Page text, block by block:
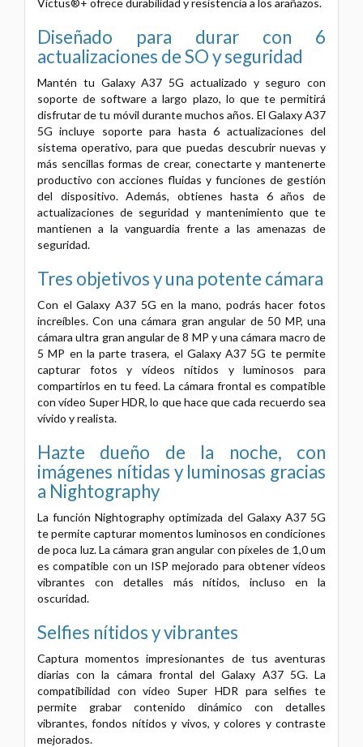
Diseñado para durar con 6
actualizaciones de SO y seguridad
Mantén tu Galaxy A37 5G actualizado y seguro con
soporte de software a largo plazo, lo que te permitirá
disfrutar de tu móvil durante muchos años. El Galaxy A37
5G incluye soporte para hasta 6 actualizaciones del
sistema operativo, para que puedas descubrir nuevas y
más sencillas formas de crear, conectarte y mantenerte
productivo con acciones fluidas y funciones de gestión
del dispositivo. Además, obtienes hasta 6 años de
actualizaciones de seguridad y mantenimiento que te
mantienen a la vanguardia frente a las amenazas de
seguridad.
Tres objetivos y una potente cámara
Con el Galaxy A37 5G en la mano, podrás hacer fotos
increíbles. Con una cámara gran angular de 50 MP, una
cámara ultra gran angular de 8 MP y una cámara macro de
5 MP en la parte trasera, el Galaxy A37 5G te permite
capturar fotos y vídeos nítidos y luminosos para
compartirlos en tu feed. La cámara frontal es compatible
con vídeo Super HDR, lo que hace que cada recuerdo sea
vívido y realista.
Hazte dueño de la noche, con
imágenes nítidas y luminosas gracias
a Nightography
La función Nightography optimizada del Galaxy A37 5G
te permite capturar momentos luminosos en condiciones
de poca luz. La cámara gran angular con píxeles de 1,0 um
es compatible con un ISP mejorado para obtener vídeos
vibrantes con detalles más nítidos, incluso en la
oscuridad.
Selfies nítidos y vibrantes
Captura momentos impresionantes de tus aventuras
diarias con la cámara frontal del Galaxy A37 5G. La
compatibilidad con vídeo Super HDR para selfies te
permite grabar contenido dinámico con detalles
vibrantes, fondos nítidos y vivos, y colores y contraste
mejorados.